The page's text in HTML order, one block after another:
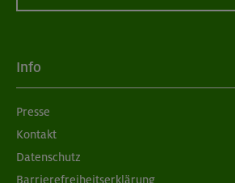
Info
Presse
Kontakt
Datenschutz
Barrierefreiheitserklärung